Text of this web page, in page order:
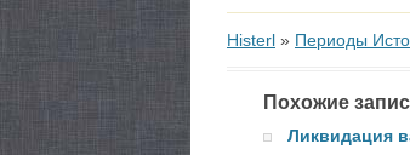
Histerl » Периоды
Похожие
Ликвидация